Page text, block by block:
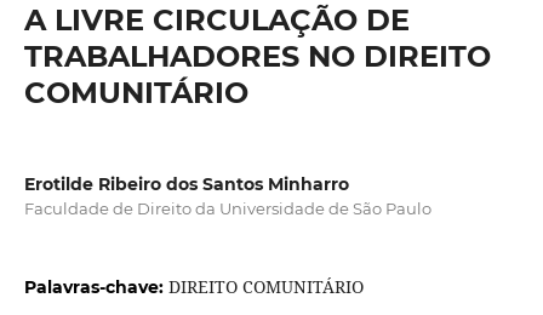
A LIVRE CIRCULAÇÃO DE
TRABALHADORES NO DIREITO
COMUNITÁRIO
Erotilde Ribeiro dos Santos Minharro
Faculdade de Direito da Universidade de São Paulo
Palavras-chave: DIREITO COMUNITÁRIO